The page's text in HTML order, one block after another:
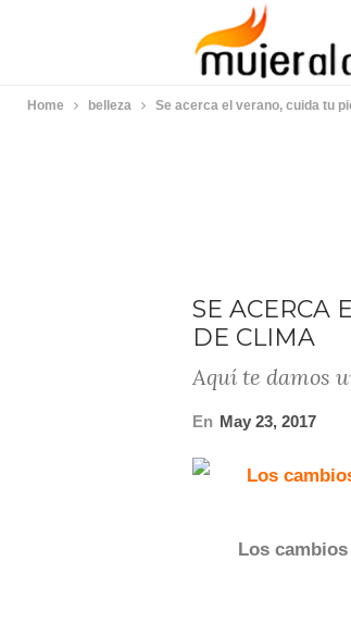
Home belleza Se acerca el verano, cuida tu
SE ACERCA
DE CLIMA
Aquí te damos
En May 23, 2017
Los